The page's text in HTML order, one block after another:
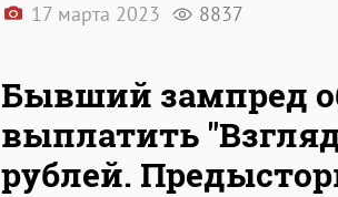
17 марта 2023 8837
Бывший зампред
выплатить
рублей.